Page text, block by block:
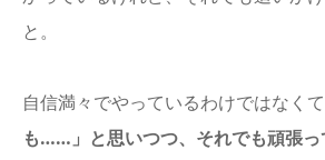
と。
自信満々でやっているわけではなくて
も……」と思いつつ、それでも頑張